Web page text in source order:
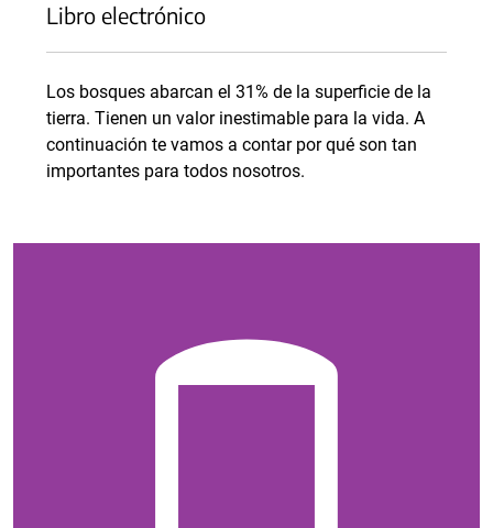
Libro electrónico
Los bosques abarcan el 31% de la superficie de la
tierra. Tienen un valor inestimable para la vida. A
continuación te vamos a contar por qué son tan
importantes para todos nosotros.